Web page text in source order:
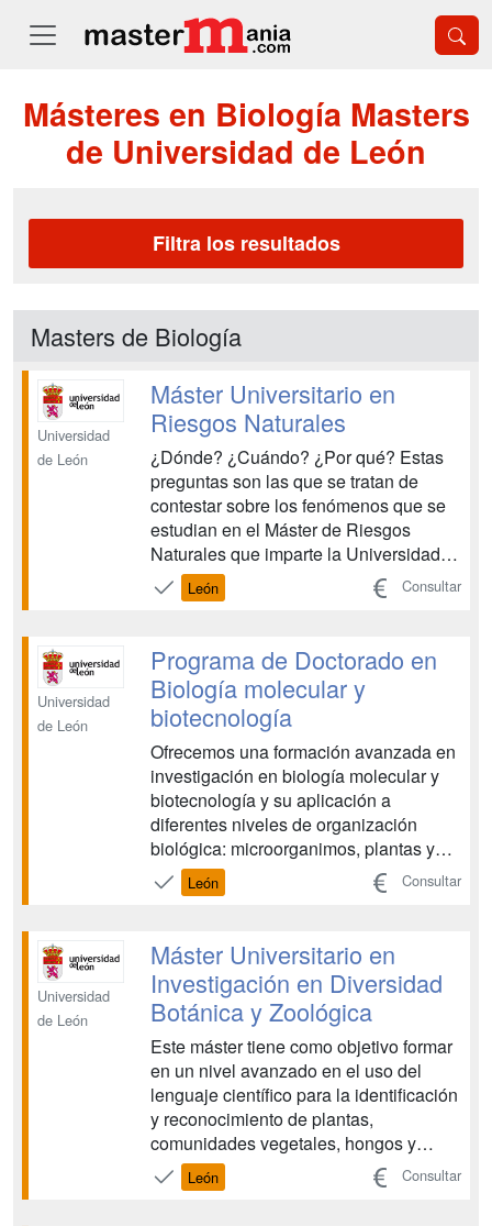
Másteres en Biología Masters
de Universidad de León
Filtra los resultados
Masters de Biología
Universidad
de León
Máster Universitario en
Riesgos Naturales
¿Dónde? ¿Cuándo? ¿Por qué? Estas
preguntas son las que se tratan de
contestar sobre los fenómenos que se
estudian en el Máster de Riesgos
Naturales que imparte la Universidad
de León. En el momento actual, en el
que hay una gran incertidumbre sobre
a los procesos que ocasionan los
riesgos naturales (como alte...
León Consultar
Universidad
de León
Programa de Doctorado en
Biología molecular y
biotecnología
Ofrecemos una formación avanzada en
investigación en biología molecular y
biotecnología y su aplicación a
diferentes niveles de organización
biológica: microorganimos, plantas y
animales....
León Consultar
Universidad
de León
Máster Universitario en
Investigación en Diversidad
Botánica y Zoológica
Este máster tiene como objetivo formar
en un nivel avanzado en el uso del
lenguaje científico para la identificación
y reconocimiento de plantas,
comunidades vegetales, hongos y
animales en un contexto ecológico y
evolutivo; formar en técnicas de
León Consultar